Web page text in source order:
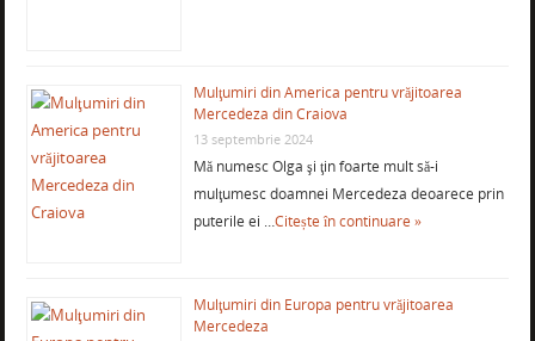
Mulţumiri din America pentru vrăjitoarea
Mercedeza din Craiova
13 septembrie 2024
Mă numesc Olga şi ţin foarte mult să-i
mulţumesc doamnei Mercedeza deoarece prin
puterile ei …Citește în continuare »
Mulţumiri din Europa pentru vrăjitoarea
Mercedeza